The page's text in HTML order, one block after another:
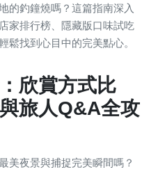
的釣鐘燒嗎？這篇指南深入
家排行榜、隱藏版口味試吃
鬆找到心目中的完美點心。
欣賞方式比
旅人Q&A全攻
美夜景與捕捉完美瞬間嗎？